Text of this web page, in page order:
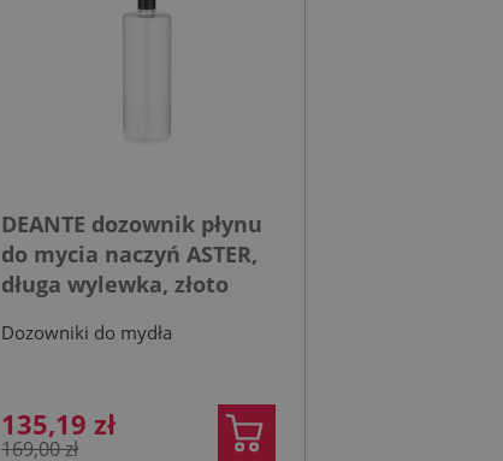
DEANTE dozownik płynu
do mycia naczyń ASTER,
długa wylewka, złoto
szczotkowane
Dozowniki do mydła
135,19 zł
169,00 zł